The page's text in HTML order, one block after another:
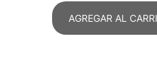
AGREGAR AL